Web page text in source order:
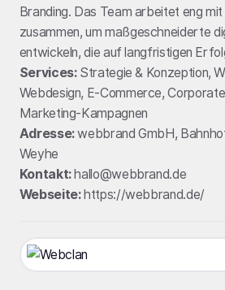
Branding. Das Team arbeitet eng mit
zusammen, um maßgeschneiderte
entwickeln, die auf langfristigen
Services:Strategie & Konzeption,
Webdesign, E-Commerce,
Marketing-Kampagnen
Adresse:webbrand GmbH,
Weyhe
Kontakt:hallo@webbrand.de
Webseite:https://webbrand.de/